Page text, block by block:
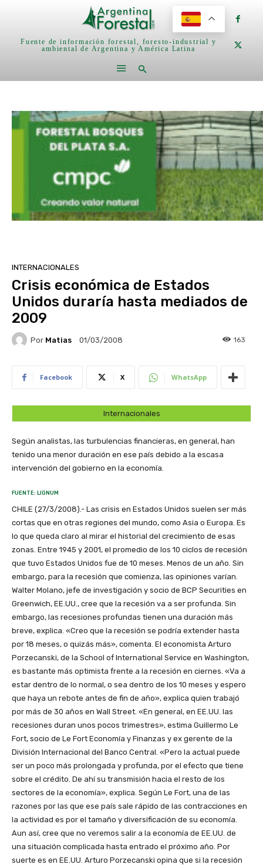
Fuente de información forestal, foresto-industrial y
ambiental de Argentina y América Latina
INTERNACIONALES
Crisis económica de Estados
Unidos duraría hasta mediados de
2009
Por Matias 01/03/2008 163
Facebook X WhatsApp
Internacionales
Según analistas, las turbulencias financieras, en general, han
tenido una menor duración en ese país debido a la escasa
intervención del gobierno en la economía.
FUENTE: LIGNUM
CHILE (27/3/2008).- Las crisis en Estados Unidos suelen ser más
cortas que en otras regiones del mundo, como Asia o Europa. Es
lo que queda claro al mirar el historial del crecimiento de esas
zonas. Entre 1945 y 2001, el promedio de los 10 ciclos de recesión
que tuvo Estados Unidos fue de 10 meses. Menos de un año. Sin
embargo, para la recesión que comienza, las opiniones varían.
Walter Molano, jefe de investigación y socio de BCP Securities en
Greenwich, EE.UU., cree que la recesión va a ser profunda. Sin
embargo, las recesiones profundas tienen una duración más
breve, explica. «Creo que la recesión se podría extender hasta
por 18 meses, o quizás más», comenta. El economista Arturo
Porzecanski, de la School of International Service en Washington,
es bastante más optimista frente a la recesión en ciernes. «Va a
estar dentro de lo normal, o sea dentro de los 10 meses y espero
que haya un rebote antes de fin de año», explica quien trabajó
por más de 30 años en Wall Street. «En general, en EE.UU. las
recesiones duran unos pocos trimestres», estima Guillermo Le
Fort, socio de Le Fort Economía y Finanzas y ex gerente de la
División Internacional del Banco Central. «Pero la actual puede
ser un poco más prolongada y profunda, por el efecto que tiene
sobre el crédito. De ahí su transmisión hacia el resto de los
sectores de la economía», explica. Según Le Fort, una de las
razones por las que ese país sale rápido de las contracciones en
la actividad es por el tamaño y diversificación de su economía.
Aun así, cree que no veremos salir a la economía de EE.UU. de
una situación complicada hasta entrado el próximo año. Por
suerte es en EE.UU. Arturo Porzecanski opina que si la recesión